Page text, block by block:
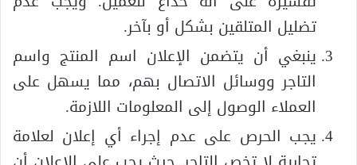
تضليل المتلقين بشكل أو بآخر.
ينبغي أن يتضمن الإعلان اسم المنتج واسم
التاجر ووسائل الاتصال بهم، مما يسهل على
العملاء الوصول إلى المعلومات اللازمة.
يجب الحرص على عدم إجراء أي إعلان لعلامة